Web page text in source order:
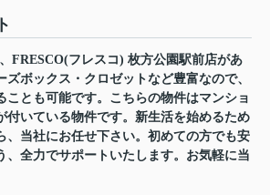
FRESCO(フレスコ) 枚方公園駅前店があ
ズボックス・クロゼットなど豊富なので、
ことも可能です。こちらの物件はマンショ
付いている物件です。新生活を始めるため
、当社にお任せ下さい。初めての方でも安
、全力でサポートいたします。お気軽に当